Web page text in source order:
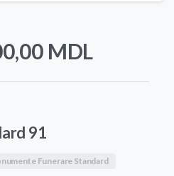
MDL.
MDL
curent
91
Funerare Standard